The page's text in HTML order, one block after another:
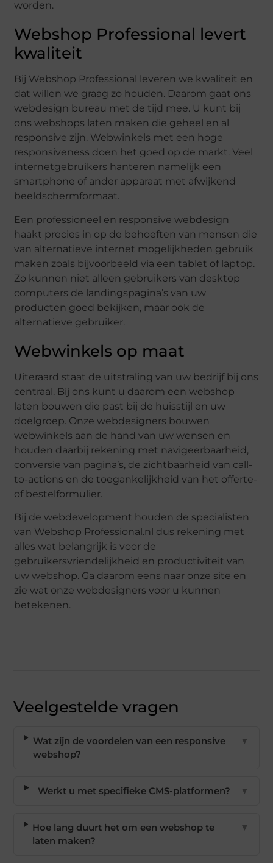
worden.
Webshop Professional levert
kwaliteit
Bij Webshop Professional leveren we kwaliteit en
dat willen we graag zo houden. Daarom gaat ons
webdesign bureau met de tijd mee. U kunt bij
ons webshops laten maken die geheel en al
responsive zijn. Webwinkels met een hoge
responsiveness doen het goed op de markt. Veel
internetgebruikers hanteren namelijk een
smartphone of ander apparaat met afwijkend
beeldschermformaat.
Een professioneel en responsive webdesign
haakt precies in op de behoeften van mensen die
van alternatieve internet mogelijkheden gebruik
maken zoals bijvoorbeeld via een tablet of laptop.
Zo kunnen niet alleen gebruikers van desktop
computers de landingspagina’s van uw
producten goed bekijken, maar ook de
alternatieve gebruiker.
Webwinkels op maat
Uiteraard staat de uitstraling van uw bedrijf bij ons
centraal. Bij ons kunt u daarom een webshop
laten bouwen die past bij de huisstijl en uw
doelgroep. Onze webdesigners bouwen
webwinkels aan de hand van uw wensen en
houden daarbij rekening met navigeerbaarheid,
conversie van pagina’s, de zichtbaarheid van call-
to-actions en de toegankelijkheid van het offerte-
of bestelformulier.
Bij de webdevelopment houden de specialisten
van Webshop Professional.nl dus rekening met
alles wat belangrijk is voor de
gebruikersvriendelijkheid en productiviteit van
uw webshop. Ga daarom eens naar onze site en
zie wat onze webdesigners voor u kunnen
betekenen.
Veelgestelde vragen
Wat zijn de voordelen van een responsive
webshop?
▼
Werkt u met specifieke CMS-platformen? ▼
Hoe lang duurt het om een webshop te
laten maken?
▼